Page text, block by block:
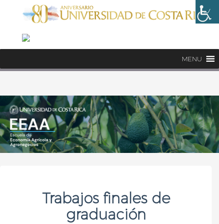
MENU
Trabajos finales de
graduación